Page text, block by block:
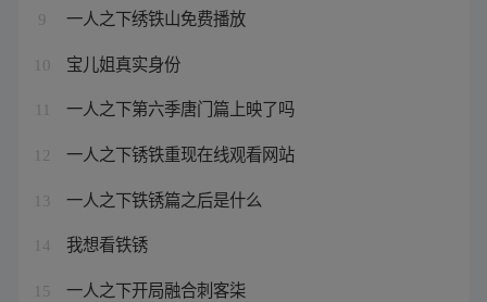
9 一人之下绣铁山免费播放
10 宝儿姐真实身份
一人之下第六季唐门篇上映了吗
12 一人之下锈铁重现在线观看网站
13 一人之下铁锈篇之后是什么
14 我想看铁锈
15 一人之下开局融合刺客柒